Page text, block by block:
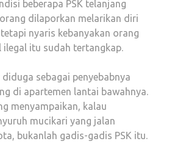
beberapa PSK telanjang
dilaporkan melarikan diri
nyaris kebanyakan orang
itu sudah tertangkap.
sebagai penyebabnya
di apartemen lantai bawahnya.
menyampaikan, kalau
mucikari yang jalan
bukanlah gadis-gadis PSK itu.